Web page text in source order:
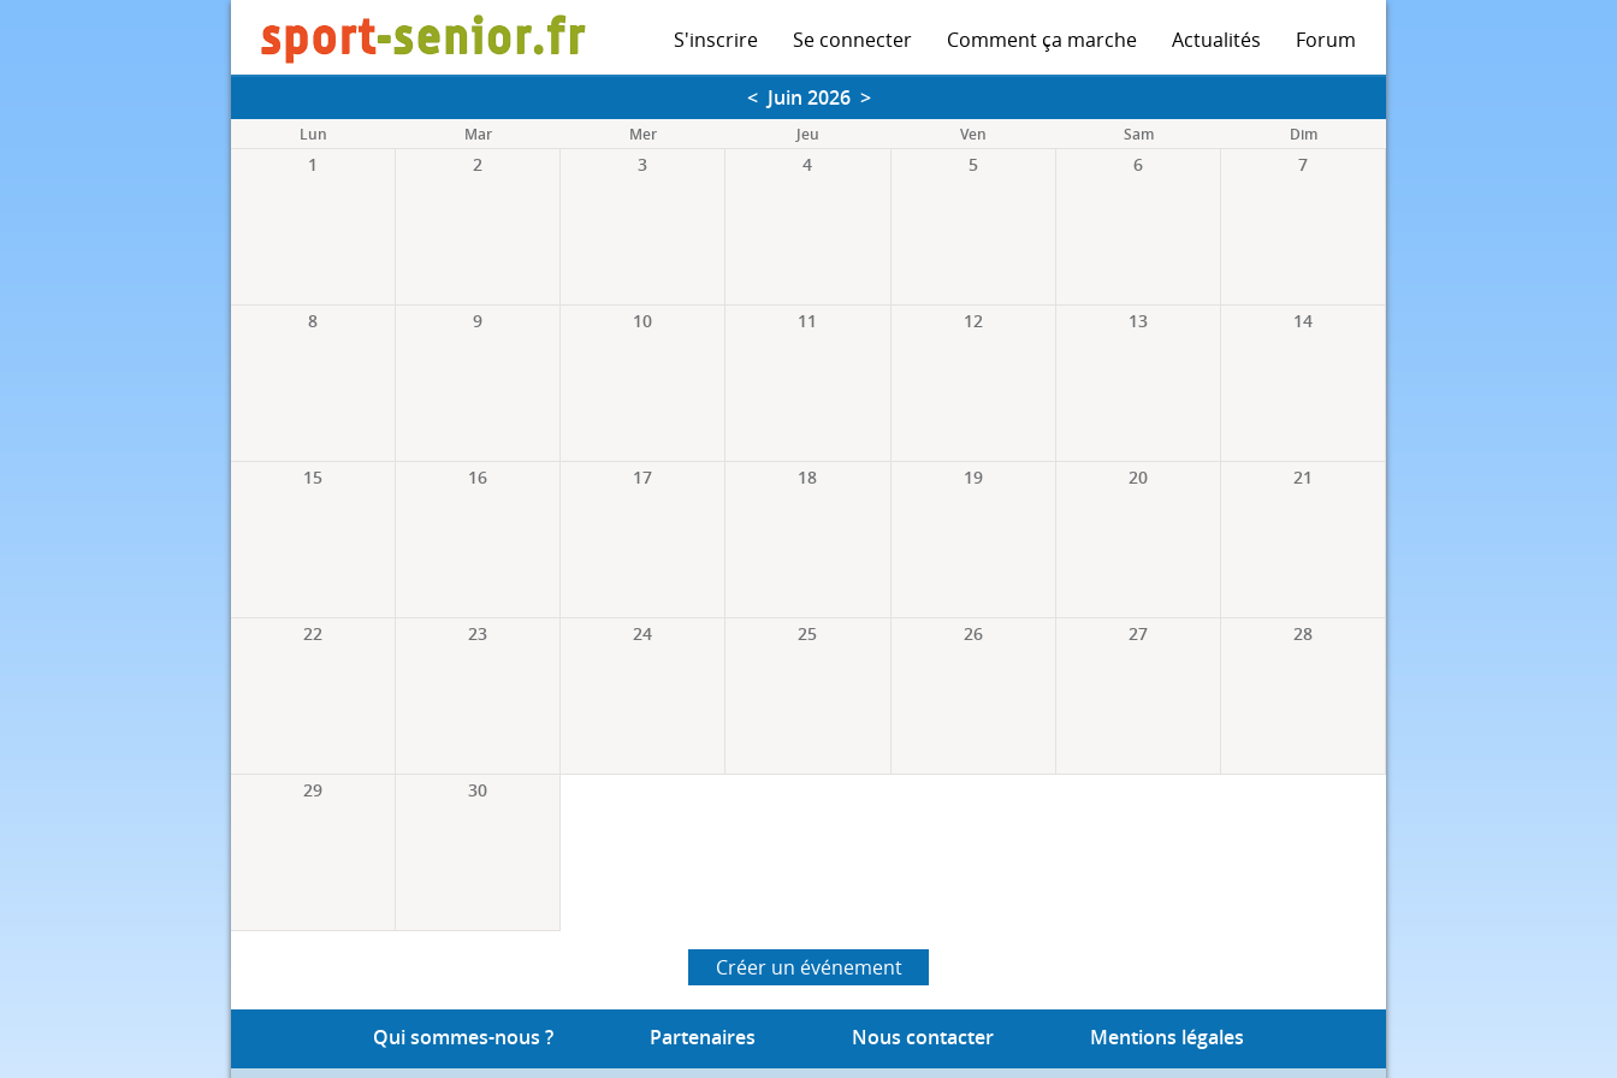
S'inscrire Se connecter Comment ça marche Actualités Forum
<Juin 2026 >
Lun Mar Mer Jeu Ven Sam Dim
1 2 3 4 5 6 7
8 9 10 11 12 13 14
15 16 17 18 19 20 21
22 23 24 25 26 27 28
29 30
Créer un événement
Qui sommes-nous ? Partenaires Nous contacter Mentions légales